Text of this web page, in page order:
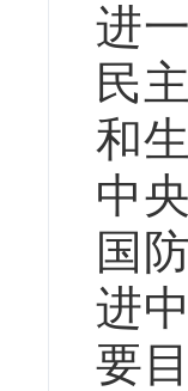
进
民
和
中
国
进
要